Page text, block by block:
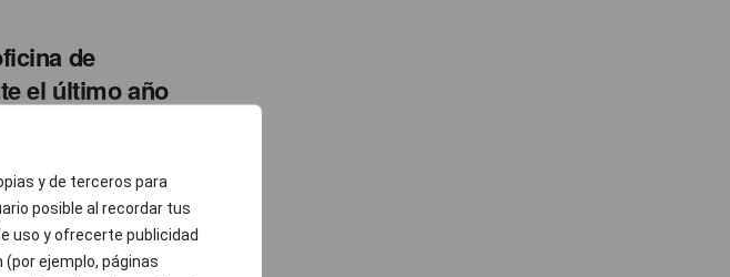
y de terceros para
posible al recordar tus
uso y ofrecerte publicidad
ejemplo, páginas
de
el último año
arrojan un mes más
...